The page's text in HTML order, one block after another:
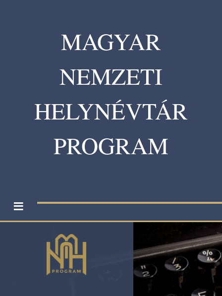
MAGYAR
NEMZETI
HELYNÉVTÁR
PROGRAM
≡